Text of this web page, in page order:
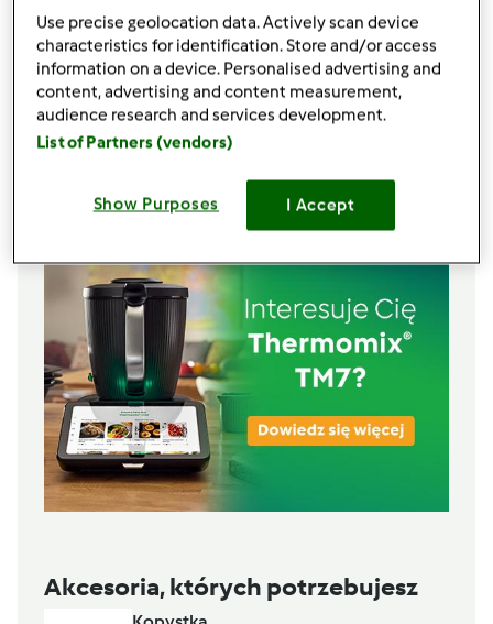
1 łyżka oliwy
2łyżkimajeranku
Sok z jednej cytryny
Sól, pieprz do smaku
Lista zakupów
Akcesoria, których potrzebujesz
Use precise geolocation data. Actively scan device
characteristics for identification. Store and/or access
information on a device. Personalised advertising and
content, advertising and content measurement,
audience research and services development.
List of Partners (vendors)
Show Purposes I Accept